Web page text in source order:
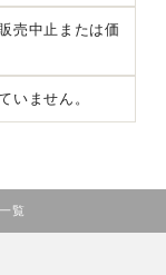
売中止または価
いません。
覧